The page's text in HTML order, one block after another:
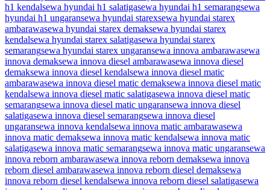
h1 kendalsewa hyundai h1 salatigasewa hyundai h1 semarangsewa
hyundai h1 ungaransewa hyundai starexsewa hyundai starex
ambarawasewa hyundai starex demaksewa hyundai starex
kendalsewa hyundai starex salatigasewa hyundai starex
semarangsewa hyundai starex ungaransewa innova ambarawasewa
innova demaksewa innova diesel ambarawasewa innova diesel
demaksewa innova diesel kendalsewa innova diesel matic
ambarawasewa innova diesel matic demaksewa innova diesel matic
kendalsewa innova diesel matic salatigasewa innova diesel matic
semarangsewa innova diesel matic ungaransewa innova diesel
salatigasewa innova diesel semarangsewa innova diesel
ungaransewa innova kendalsewa innova matic ambarawasewa
innova matic demaksewa innova matic kendalsewa innova matic
salatigasewa innova matic semarangsewa innova matic ungaransewa
innova reborn ambarawasewa innova reborn demaksewa innova
reborn diesel ambarawasewa innova reborn diesel demaksewa
innova reborn diesel kendalsewa innova reborn diesel salatigasewa